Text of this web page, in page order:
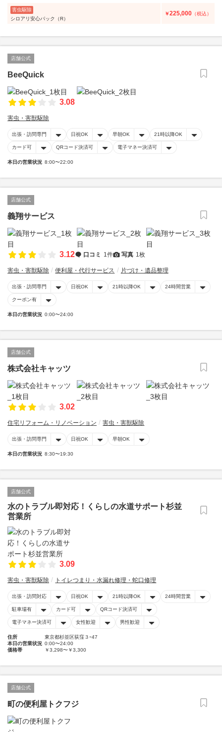
害虫駆除
シロアリ安心パック（R）
￥225,000 （税込）
店舗公式
BeeQuick
3.08
害虫・害獣駆除
出張・訪問専門 日祝OK 早朝OK 21時以降OK
カード可 QRコード決済可 電子マネー決済可
本日の営業状況 8:00〜22:00
店舗公式
義翔サービス
3.12 口コミ 1件 写真 1枚
害虫・害獣駆除 便利屋・代行サービス 片づけ・遺品整理
出張・訪問専門 日祝OK 21時以降OK 24時間営業
クーポン有
本日の営業状況 0:00〜24:00
店舗公式
株式会社キャッツ
3.02
住宅リフォーム・リノベーション 害虫・害獣駆除
出張・訪問専門 日祝OK 早朝OK
本日の営業状況 8:30〜19:30
店舗公式
水のトラブル即対応！くらしの水道サポート杉並
営業所
3.09
害虫・害獣駆除 トイレつまり・水漏れ修理・蛇口修理
出張・訪問対応 日祝OK 21時以降OK 24時間営業
駐車場有 カード可 QRコード決済可
電子マネー決済可 女性歓迎 男性歓迎
住所
東京都杉並区荻窪３ｰ47
本日の営業状況 0:00〜24:00
価格帯
￥3,298〜￥3,300
店舗公式
町の便利屋トクフジ